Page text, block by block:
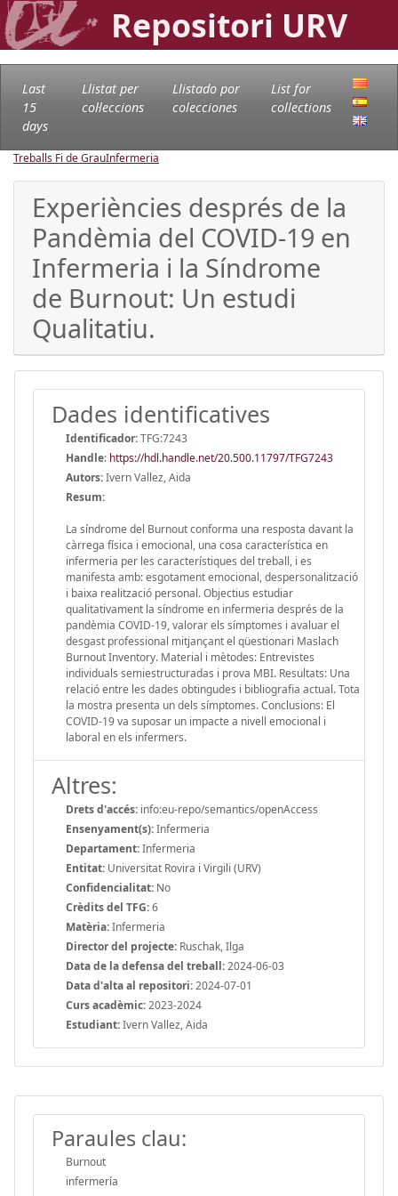
Repositori URV
Last
15
days
Llistat per
col·leccions
Llistado por
colecciones
List for
collections
Treballs Fi de GrauInfermeria
Experiències després de la
Pandèmia del COVID-19 en
Infermeria i la Síndrome
de Burnout: Un estudi
Qualitatiu.
Dades identificatives
Identificador:TFG:7243
Handle: https://hdl.handle.net/20.500.11797/TFG7243
Autors:Ivern Vallez, Aida
Resum:
La síndrome del Burnout conforma una resposta davant la
càrrega física i emocional, una cosa característica en
infermeria per les característiques del treball, i es
manifesta amb: esgotament emocional, despersonalització
i baixa realització personal. Objectius estudiar
qualitativament la síndrome en infermeria després de la
pandèmia COVID-19, valorar els símptomes i avaluar el
desgast professional mitjançant el qüestionari Maslach
Burnout Inventory. Material i mètodes: Entrevistes
individuals semiestructuradas i prova MBI. Resultats: Una
relació entre les dades obtingudes i bibliografia actual. Tota
la mostra presenta un dels símptomes. Conclusions: El
COVID-19 va suposar un impacte a nivell emocional i
laboral en els infermers.
Altres:
Drets d'accés: info:eu-repo/semantics/openAccess
Ensenyament(s):Infermeria
Departament:Infermeria
Entitat: Universitat Rovira i Virgili (URV)
Confidencialitat: No
Crèdits del TFG:6
Matèria:Infermeria
Director del projecte: Ruschak, Ilga
Data de la defensa del treball:2024-06-03
Data d'alta al repositori:2024-07-01
Curs acadèmic:2023-2024
Estudiant:Ivern Vallez, Aida
Paraules clau:
Burnout
infermería